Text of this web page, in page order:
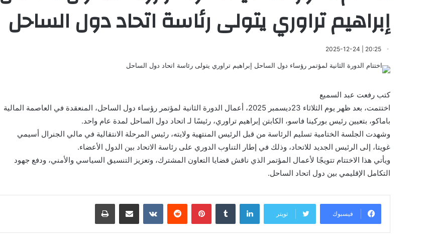
إبراهيم تراوري يتولى رئاسة اتحاد دول الساحل
كتب رفعت عبد السميع
اختتمت، بعد ظهر يوم الثلاثاء 23ديسمبر 2025، أعمال الدورة الثانية لمؤتمر رؤساء دول الساحل، المنعقدة في العاصمة المالية
باماكو، بتعيين رئيس بوركينا فاسو، الكابتن إبراهيم تراوري، رئيسًا لـ اتحاد دول الساحل لمدة عام واحد.
وشهدت الجلسة الختامية تسليم الرئاسة من قبل الرئيس المنتهية ولايته، رئيس المرحلة الانتقالية في مالي الجنرال أسيمي
غويتا، إلى الرئيس الجديد للاتحاد، وذلك في إطار التناوب الدوري على رئاسة الاتحاد بين الدول الأعضاء.
ويأتي هذا الاختتام تتويجًا لأعمال المؤتمر الذي ناقش قضايا التعاون المشترك، وتعزيز التنسيق السياسي والأمني، ودفع جهود
التكامل الإقليمي بين دول اتحاد الساحل.
فيسبوك تويتر
لينكدإن بينتيريست